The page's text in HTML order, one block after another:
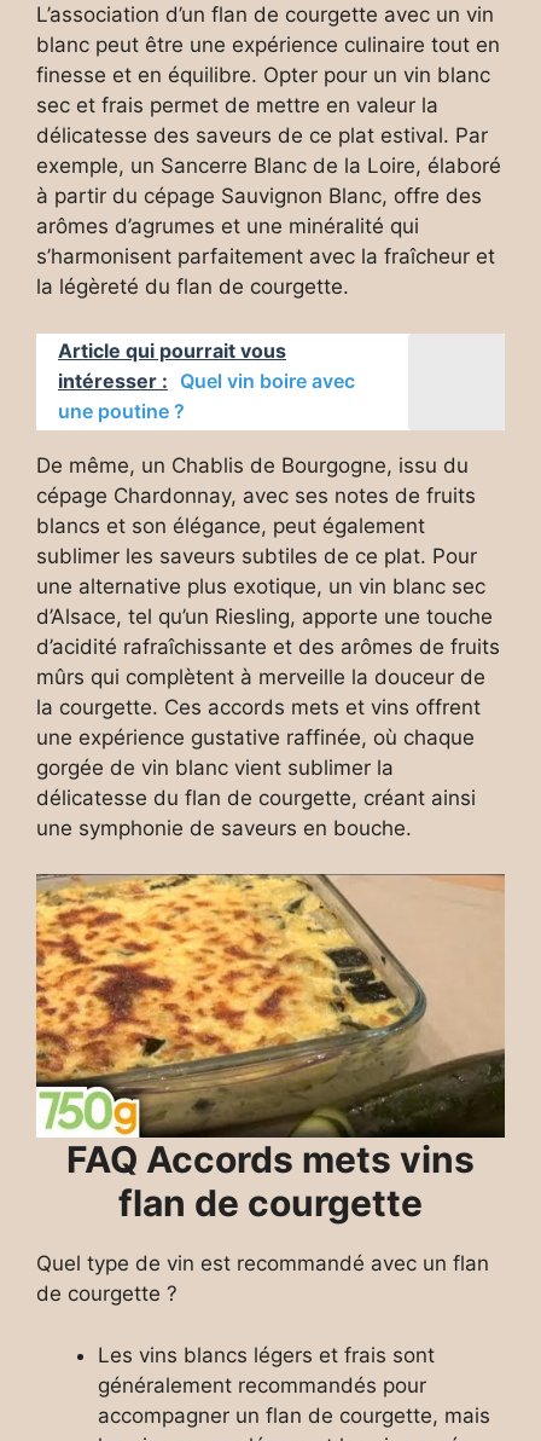
L’association d’un flan de courgette avec un vin
blanc peut être une expérience culinaire tout en
finesse et en équilibre. Opter pour un vin blanc
sec et frais permet de mettre en valeur la
délicatesse des saveurs de ce plat estival. Par
exemple, un Sancerre Blanc de la Loire, élaboré
à partir du cépage Sauvignon Blanc, offre des
arômes d’agrumes et une minéralité qui
s’harmonisent parfaitement avec la fraîcheur et
la légèreté du flan de courgette.
Article qui pourrait vous
intéresser : Quel vin boire avec
une poutine ?
De même, un Chablis de Bourgogne, issu du
cépage Chardonnay, avec ses notes de fruits
blancs et son élégance, peut également
sublimer les saveurs subtiles de ce plat. Pour
une alternative plus exotique, un vin blanc sec
d’Alsace, tel qu’un Riesling, apporte une touche
d’acidité rafraîchissante et des arômes de fruits
mûrs qui complètent à merveille la douceur de
la courgette. Ces accords mets et vins offrent
une expérience gustative raffinée, où chaque
gorgée de vin blanc vient sublimer la
délicatesse du flan de courgette, créant ainsi
une symphonie de saveurs en bouche.
FAQ Accords mets vins
flan de courgette
Quel type de vin est recommandé avec un flan
de courgette ?
Les vins blancs légers et frais sont
généralement recommandés pour
accompagner un flan de courgette, mais